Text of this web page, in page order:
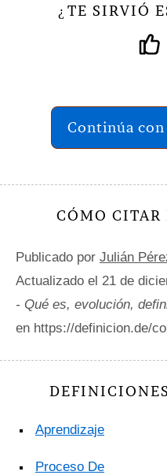
¿ TE SIRVIÓ
Continúa
CÓMO CITAR
Publicado por Julián
Actualizado el 21 de
- Qué es, evolución,
en https://definicion.de/
Aprendizaje
Proceso De